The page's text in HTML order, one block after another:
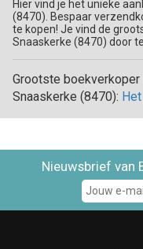
Hier vind je het unieke
(8470). Bespaar
te kopen! Je vind de
Snaaskerke (8470) door
Grootste
Snaaskerke (8470):
Nieuwsbrief van